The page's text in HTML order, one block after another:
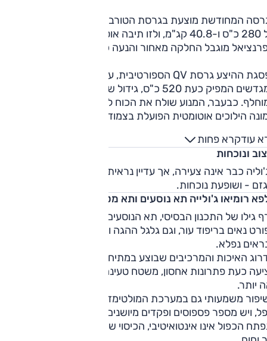
מוגבל החלקה מאחור והנעה כפולה.
כבעבר, המנוע שולח את הכוח לגלגלים האחוריים דרך
הילוכים אוטומטית הפועלת בצמוד לדיפרנציאל מוגבל
עודקרא פחות
ונוכחות
כבר אינה צעירה, אך עדיין נראית נפלא: אגרסיבית ולא
- ושופעת נוכחות.
רומיאו ג'ולייה תא נוסעים ותא מטען
גילו של התכנון הבסיסי, תא הנוסעים מושך בעיצובו בזכות
נאים בריפוד עור, וגם גלגל ההגה ופקדי ההילוכים מאחוריו
נפלא.
האיכות והמרכיבים שבוצע במתיחות הפנים בולט –
כעת פתרונות אחסון, משטח טעינה לסלולרי ובורר ההילוכים
יותר.
משמעותי גם במערכת המולטימדיה החדשה. אולם לא הכל
ויש מספר פספוסים ופקדים מיושנים פה ושם. תפעול הגג
הכפול אינו אינטואיטיבי, הכיסוי שלו דקיק והוא מכניס שפע